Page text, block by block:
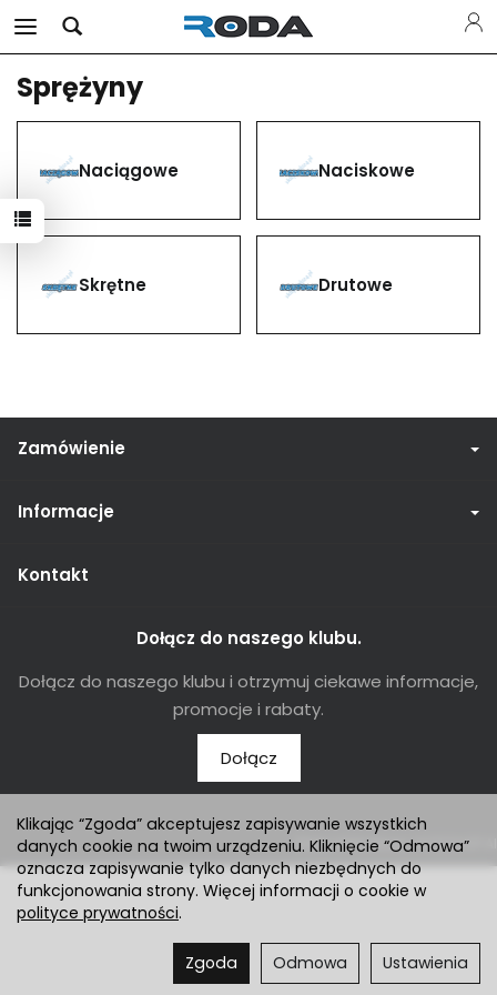
Sprężyny
Naciągowe Naciskowe
Skrętne Drutowe
Zamówienie
Informacje
Kontakt
Dołącz do naszego klubu.
Dołącz do naszego klubu i otrzymuj ciekawe informacje,
promocje i rabaty.
Dołącz
Sklep internetowy SOTESHOP AI
Klikając “Zgoda” akceptujesz zapisywanie wszystkich
danych cookie na twoim urządzeniu. Kliknięcie “Odmowa”
oznacza zapisywanie tylko danych niezbędnych do
funkcjonowania strony. Więcej informacji o cookie w
polityce prywatności.
Ustawienia
Odmowa
Zgoda